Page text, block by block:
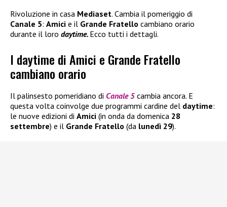
Rivoluzione in casa Mediaset. Cambia il pomeriggio di
Canale 5: Amici e il Grande Fratello cambiano orario
durante il loro daytime. Ecco tutti i dettagli.
I daytime di Amici e Grande Fratello
cambiano orario
Il palinsesto pomeridiano di Canale 5 cambia ancora. E
questa volta coinvolge due programmi cardine del daytime:
le nuove edizioni di Amici (in onda da domenica 28
settembre) e il Grande Fratello (da lunedì 29).